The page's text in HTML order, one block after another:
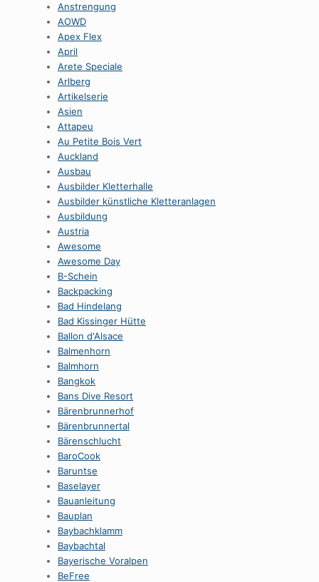
Anstrengung
AOWD
Apex Flex
April
Arete Speciale
Arlberg
Artikelserie
Asien
Attapeu
Au Petite Bois Vert
Auckland
Ausbau
Ausbilder Kletterhalle
Ausbilder künstliche Kletteranlagen
Ausbildung
Austria
Awesome
Awesome Day
B-Schein
Backpacking
Bad Hindelang
Bad Kissinger Hütte
Ballon d'Alsace
Balmenhorn
Balmhorn
Bangkok
Bans Dive Resort
Bärenbrunnerhof
Bärenbrunnertal
Bärenschlucht
BaroCook
Baruntse
Baselayer
Bauanleitung
Bauplan
Baybachklamm
Baybachtal
Bayerische Voralpen
BeFree